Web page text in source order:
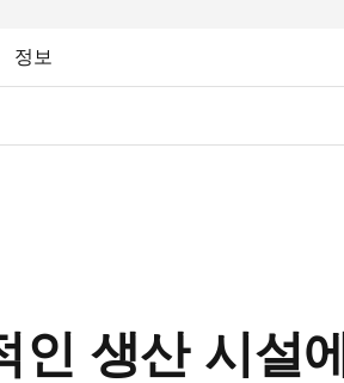
정보
생산 시설